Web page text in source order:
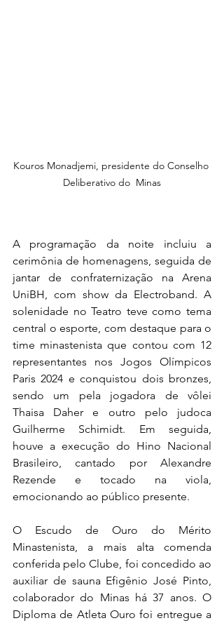
Kouros Monadjemi, presidente do Conselho
Deliberativo do  Minas
A programação da noite incluiu a
cerimônia de homenagens, seguida de
jantar de confraternização na Arena
UniBH, com show da Electroband. A
solenidade no Teatro teve como tema
central o esporte, com destaque para o
time minastenista que contou com 12
representantes nos Jogos Olímpicos
Paris 2024 e conquistou dois bronzes,
sendo um pela jogadora de vôlei
Thaisa Daher e outro pelo judoca
Guilherme Schimidt. Em seguida,
houve a execução do Hino Nacional
Brasileiro, cantado por Alexandre
Rezende e tocado na viola,
emocionando ao público presente.
O Escudo de Ouro do Mérito
Minastenista, a mais alta comenda
conferida pelo Clube, foi concedido ao
auxiliar de sauna Efigênio José Pinto,
colaborador do Minas há 37 anos. O
Diploma de Atleta Ouro foi entregue a